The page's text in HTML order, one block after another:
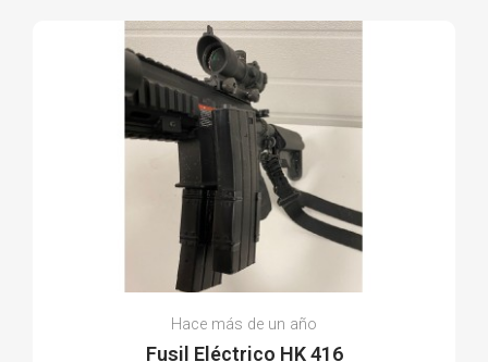
Hace más de un año
Fusil Eléctrico HK 416